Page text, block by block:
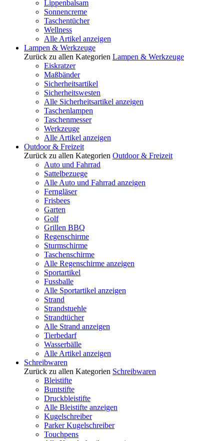
Lippenbalsam
Sonnencreme
Taschentücher
Wellness
Alle Artikel anzeigen
Lampen & Werkzeuge
Zurück zu allen Kategorien Lampen & Werkzeuge
Eiskratzer
Maßbänder
Sicherheitsartikel
Sicherheitswesten
Alle Sicherheitsartikel anzeigen
Taschenlampen
Taschenmesser
Werkzeuge
Alle Artikel anzeigen
Outdoor & Freizeit
Zurück zu allen Kategorien Outdoor & Freizeit
Auto und Fahrrad
Sattelbezuege
Alle Auto und Fahrrad anzeigen
Ferngläser
Frisbees
Garten
Golf
Grillen BBQ
Regenschirme
Sturmschirme
Taschenschirme
Alle Regenschirme anzeigen
Sportartikel
Fussballe
Alle Sportartikel anzeigen
Strand
Strandstuehle
Strandtücher
Alle Strand anzeigen
Tierbedarf
Wasserbälle
Alle Artikel anzeigen
Schreibwaren
Zurück zu allen Kategorien Schreibwaren
Bleistifte
Buntstifte
Druckbleistifte
Alle Bleistifte anzeigen
Kugelschreiber
Parker Kugelschreiber
Touchpens